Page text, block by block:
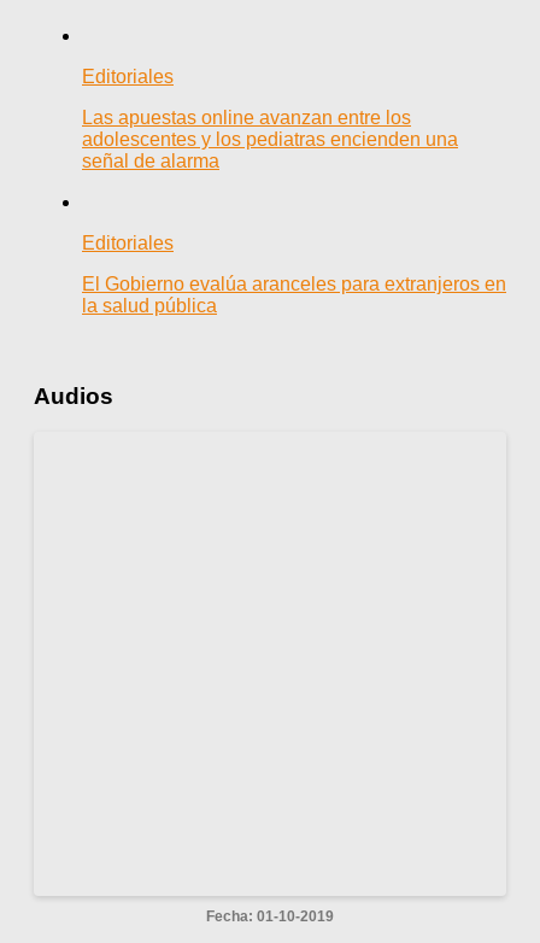
Editoriales
Las apuestas online avanzan entre los
adolescentes y los pediatras encienden una
señal de alarma
Editoriales
El Gobierno evalúa aranceles para extranjeros en
la salud pública
Audios
Fecha: 01-10-2019